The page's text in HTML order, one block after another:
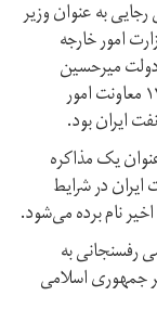
به عنوان وزیر
اقتصادی وزارت امور خارجه
میرحسین
موسوی در سال ۱۳۶۴ وارد وزارت نفت شد و تا ۱۳۶۹ معاونت امور
ایران بود.
یک مذاکره
در شرایط
نام برده می‌شود.
رفسنجانی به
سپس از سال ۱۳۶۹ تا ۱۳۷۴ سفیر جمهوری اسلامی